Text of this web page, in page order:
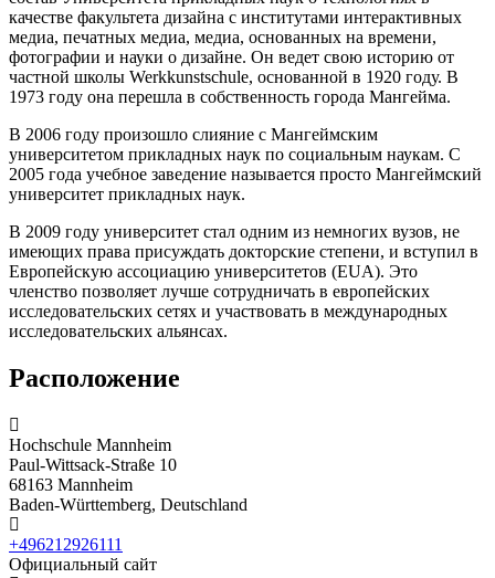
качестве факультета дизайна с институтами интерактивных
медиа, печатных медиа, медиа, основанных на времени,
фотографии и науки о дизайне. Он ведет свою историю от
частной школы Werkkunstschule, основанной в 1920 году. В
1973 году она перешла в собственность города Мангейма.
В 2006 году произошло слияние с Мангеймским
университетом прикладных наук по социальным наукам. С
2005 года учебное заведение называется просто Мангеймский
университет прикладных наук.
В 2009 году университет стал одним из немногих вузов, не
имеющих права присуждать докторские степени, и вступил в
Европейскую ассоциацию университетов (EUA). Это
членство позволяет лучше сотрудничать в европейских
исследовательских сетях и участвовать в международных
исследовательских альянсах.
Расположение
Hochschule Mannheim
Paul-Wittsack-Straße 10
68163 Mannheim
Baden-Württemberg, Deutschland
+496212926111
Официальный сайт